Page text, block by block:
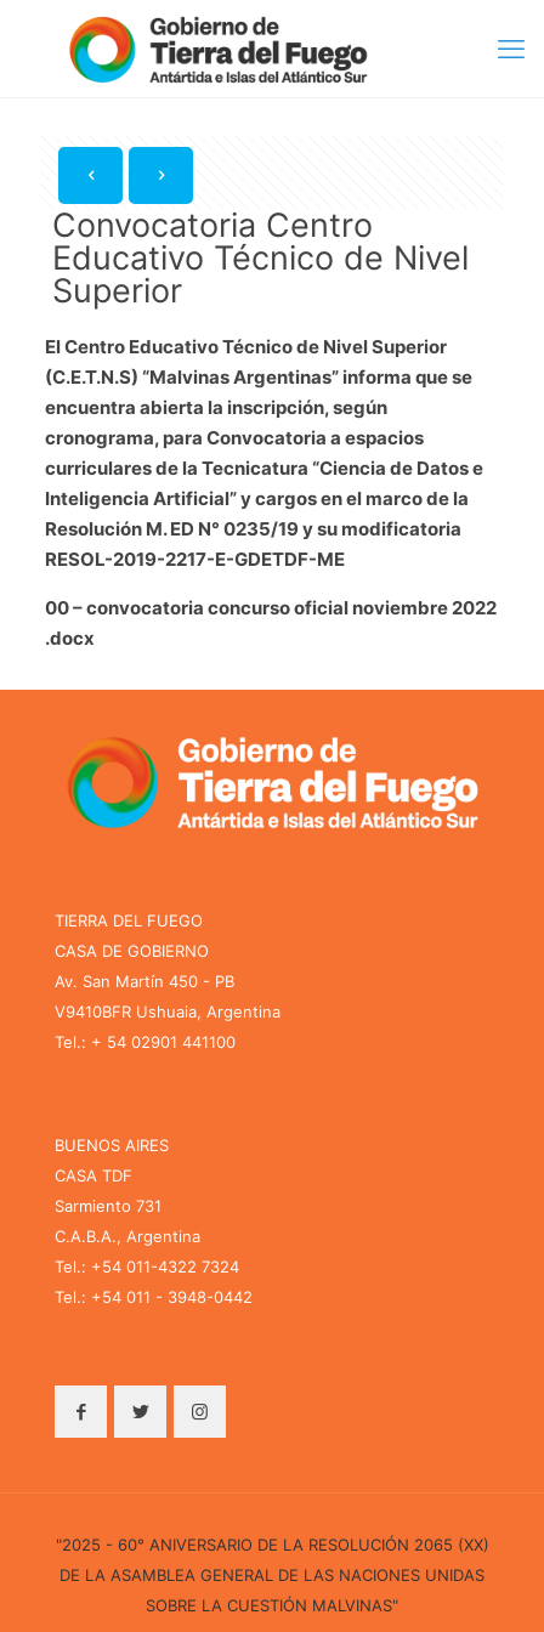
Convocatoria Centro
Educativo Técnico de Nivel
Superior
El Centro Educativo Técnico de Nivel Superior
(C.E.T.N.S) “Malvinas Argentinas” informa que se
encuentra abierta la inscripción, según
cronograma, para Convocatoria a espacios
curriculares de la Tecnicatura “Ciencia de Datos e
Inteligencia Artificial” y cargos en el marco de la
Resolución M. ED N° 0235/19 y su modificatoria
RESOL-2019-2217-E-GDETDF-ME
00 – convocatoria concurso oficial noviembre 2022
.docx
TIERRA DEL FUEGO
CASA DE GOBIERNO
Av. San Martín 450 - PB
V9410BFR Ushuaia, Argentina
Tel.: + 54 02901 441100
BUENOS AIRES
CASA TDF
Sarmiento 731
C.A.B.A., Argentina
Tel.: +54 011-4322 7324
Tel.: +54 011 - 3948-0442
"2025 - 60° ANIVERSARIO DE LA RESOLUCIÓN 2065 (XX)
DE LA ASAMBLEA GENERAL DE LAS NACIONES UNIDAS
SOBRE LA CUESTIÓN MALVINAS"